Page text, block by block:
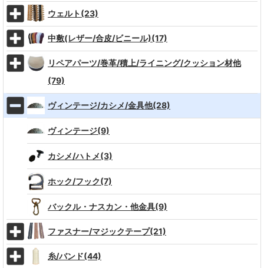
ウェルト(23)
中敷(レザー/合皮/ビニール)(17)
リペアパーツ/巻革/積上/ライニング/クッション材他
(79)
ヴィンテージ/カシメ/金具他(28)
ヴィンテージ(9)
カシメ/ハトメ(3)
ホック/フック(7)
バックル・ナスカン・他金具(9)
ファスナー/マジックテープ(21)
糸/バンド(44)